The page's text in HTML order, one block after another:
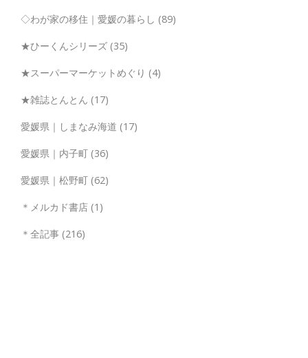
◇わが家の移住｜愛媛の暮らし (89)
★ひーくんシリーズ (35)
★スーパーマーケットめぐり (4)
★雑誌とんとん (17)
愛媛県｜しまなみ海道 (17)
愛媛県｜内子町 (36)
愛媛県｜松野町 (62)
＊メルカド書店 (1)
＊全記事 (216)